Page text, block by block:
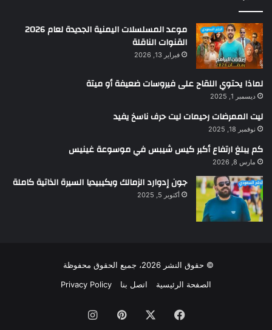
موعد المسلسلات اليمنية الجديدة لعام 2026
القنوات الناقلة
فبراير 13, 2026
لماذا يحتوي اللقاح على فيروسات ضعيفة أو ميتة
ديسمبر 1, 2025
ليت الممرضات رحيمات ليت حرف ناسخ يفيد
نوفمبر 18, 2025
كم يبلغ ارتفاع أكبر كيس شيبس في موسوعة غينيس
مارس 8, 2026
جون إدوارد الزمالك ويكيبيديا السيرة الذاتية كاملة
أكتوبر 5, 2025
© حقوق النشر 2026، جميع الحقوق محفوظة
الصفحة الرئيسية
اتصل بنا Privacy Policy
فيسبوك بينتيريستانستقرام